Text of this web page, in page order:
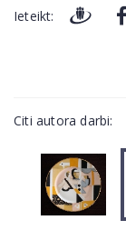
Ieteikt:
Citi autora darbi: